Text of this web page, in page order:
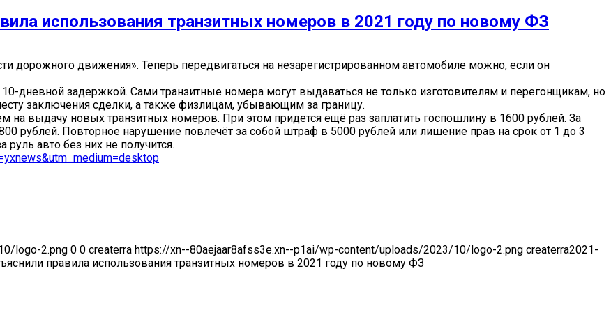
использования транзитных номеров в 2021 году по новому ФЗ
дорожного движения». Теперь передвигаться на незарегистрированном автомобиле можно, если он
дневной задержкой. Сами транзитные номера могут выдаваться не только изготовителям и перегонщикам, но
заключения сделки, а также физлицам, убывающим за границу.
выдачу новых транзитных номеров. При этом придется ещё раз заплатить госпошлину в 1600 рублей. За
рублей. Повторное нарушение повлечёт за собой штраф в 5000 рублей или лишение прав на срок от 1 до 3
авто без них не получится.
logo-2.png 0 0 createrra https://xn--80aejaar8afss3e.xn--p1ai/wp-content/uploads/2023/10/logo-2.png createrra2021-
правила использования транзитных номеров в 2021 году по новому ФЗ